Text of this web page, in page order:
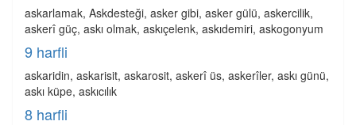
askarlamak, Askdesteği, asker gibi, asker gülü, askercilik,
askerî güç, askı olmak, askıçelenk, askıdemiri, askogonyum
9 harfli
askaridin, askarisit, askarosit, askerî üs, askerîler, askı günü,
askı küpe, askıcılık
8 harfli